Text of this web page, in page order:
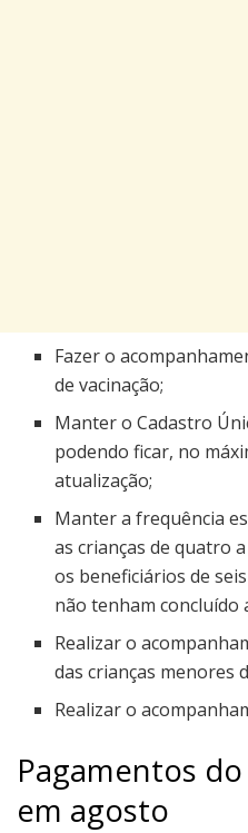
Fazer o
de vacinação;
Manter o Cadastro
podendo ficar, no
atualização;
Manter a frequência
as crianças de quatro
os beneficiários de
não tenham concluído
Realizar o
das crianças menores
Realizar o
Pagamentos
em agosto